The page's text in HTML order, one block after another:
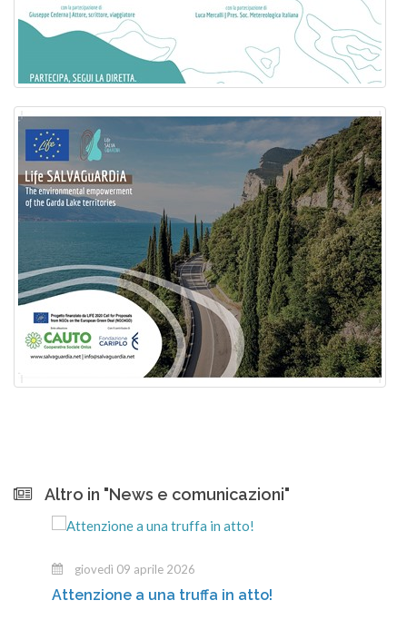
Altro in "News e comunicazioni"
giovedì 09 aprile 2026
Attenzione a una truffa in atto!